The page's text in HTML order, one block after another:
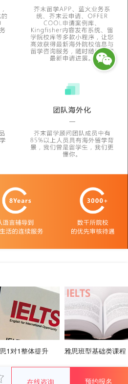
1对1整体提升 雅思班型基础类课程
在线咨询 预约报名